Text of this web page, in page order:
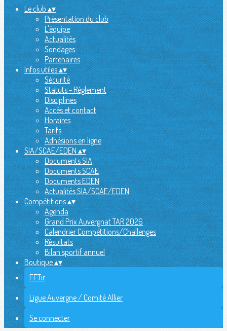
Le club▴▾
Présentation du club
L'équipe
Actualités
Sondages
Partenaires
Infos utiles▴▾
Sécurité
Statuts - Réglement
Disciplines
Accès et contact
Horaires
Tarifs
Adhésions en ligne
SIA/SCAE/EDEN▴▾
Documents SIA
Documents SCAE
Documents EDEN
Actualités SIA/SCAE/EDEN
Compétitions▴▾
Agenda
Grand Prix Auvergnat TAR 2026
Calendrier Compétitions/Challenges
Résultats
Bilan sportif annuel
Boutique▴▾
FFTir
Ligue Auvergne / Comité Allier
Se connecter